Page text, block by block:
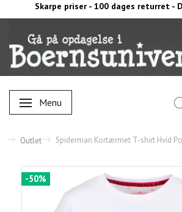
Skarpe priser - 100 dages returret -
Skifte navigation
Menu
Outlet Spiderman Kortærmet T-shirt Hvid
-50%